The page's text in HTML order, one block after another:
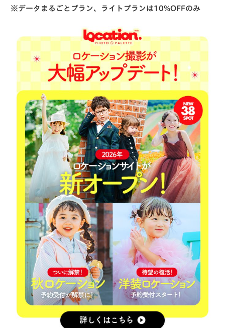
※データまるごとプラン、ライトプランは10%OFFのみ